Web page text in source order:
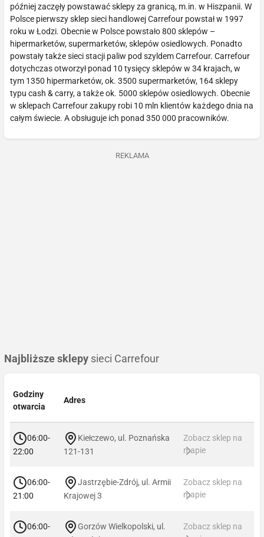
później zaczęły powstawać sklepy za granicą, m.in. w Hiszpanii. W
Polsce pierwszy sklep sieci handlowej Carrefour powstał w 1997
roku w Łodzi. Obecnie w Polsce powstało 800 sklepów –
hipermarketów, supermarketów, sklepów osiedlowych. Ponadto
powstały także sieci stacji paliw pod szyldem Carrefour. Carrefour
dotychczas otworzył ponad 10 tysięcy sklepów w 34 krajach, w
tym 1350 hipermarketów, ok. 3500 supermarketów, 164 sklepy
typu cash & carry, a także ok. 5000 sklepów osiedlowych. Obecnie
w sklepach Carrefour zakupy robi 10 mln klientów każdego dnia na
całym świecie. A obsługuje ich ponad 350 000 pracowników.
REKLAMA
Najbliższe sklepy sieci Carrefour
Godziny
otwarcia
Adres
06:00-
22:00
Kiełczewo, ul. Poznańska
121-131
Zobacz sklep na
mapie
06:00-
21:00
Jastrzębie-Zdrój, ul. Armii
Krajowej 3
Zobacz sklep na
mapie
06:00-
Gorzów Wielkopolski, ul.
Zobacz sklep na